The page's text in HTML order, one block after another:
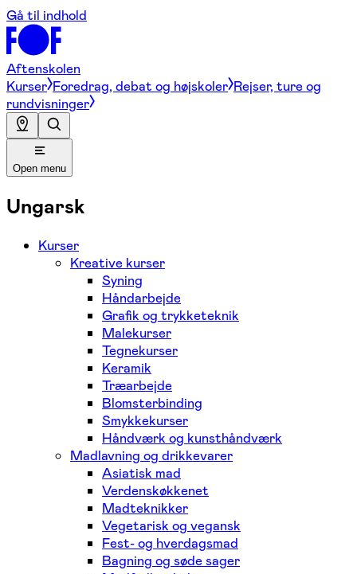
Gå til indhold
Aftenskolen
Kurser Foredrag, debat og højskoler Rejser, ture og
rundvisninger
Open menu
Ungarsk
Kurser
Kreative kurser
Syning
Håndarbejde
Grafik og trykketeknik
Malekurser
Tegnekurser
Keramik
Træarbejde
Blomsterbinding
Smykkekurser
Håndværk og kunsthåndværk
Madlavning og drikkevarer
Asiatisk mad
Verdenskøkkenet
Madteknikker
Vegetarisk og vegansk
Fest- og hverdagsmad
Bagning og søde sager